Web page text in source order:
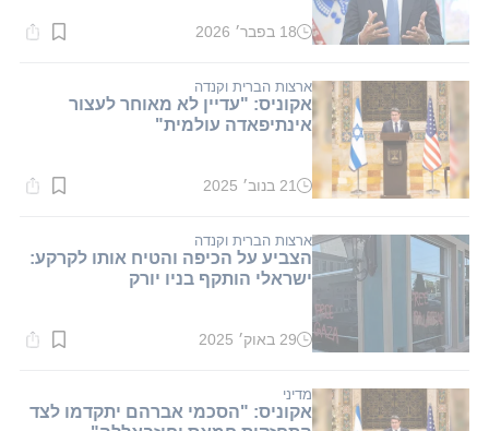
זמן
דקות.
18 בפבר׳ 2026
ארצות הברית וקנדה
אקוניס: "עדיין לא מאוחר לעצור
אינתיפאדה עולמית"
זמן
דקות.
21 בנוב׳ 2025
ארצות הברית וקנדה
הצביע על הכיפה והטיח אותו לקרקע:
ישראלי הותקף בניו יורק
זמן
דקות.
29 באוק׳ 2025
מדיני
אקוניס: "הסכמי אברהם יתקדמו לצד